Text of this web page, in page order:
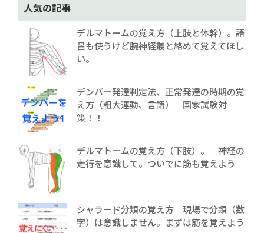
人気の記事
デルマトームの覚え方（上肢と体幹）。語
呂も使うけど腕神経叢と絡めて覚えてほし
い。
デンバー発達判定法、正常発達の時期の覚
え方（粗大運動、言語） 国家試験対
策！！
デルマトームの覚え方（下肢）。 神経の
走行を意識して。ついでに筋も覚えよう
シャラード分類の覚え方 現場で分類（数
字）は意識しません。まずは筋を覚えよう